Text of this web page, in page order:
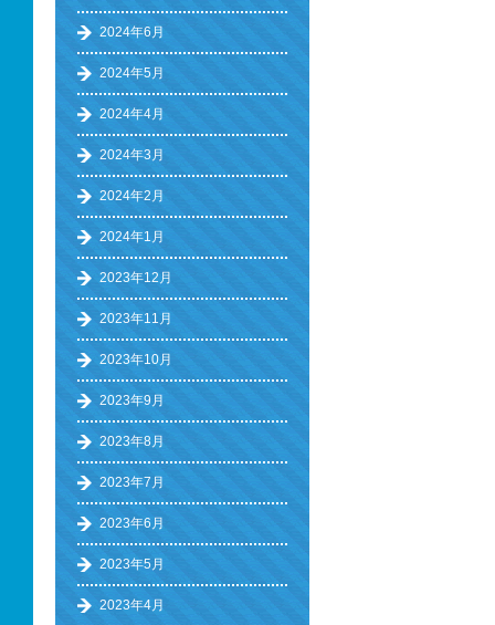
2024年6月
2024年5月
2024年4月
2024年3月
2024年2月
2024年1月
2023年12月
2023年11月
2023年10月
2023年9月
2023年8月
2023年7月
2023年6月
2023年5月
2023年4月